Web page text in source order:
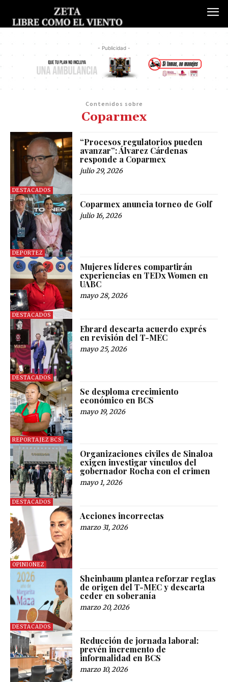
- Publicidad -
Contenidos sobre
Coparmex
DESTACADOS
“Procesos regulatorios pueden
avanzar”: Álvarez Cárdenas
responde a Coparmex
julio 29, 2026
DEPORTEZ
Coparmex anuncia torneo de Golf
julio 16, 2026
DESTACADOS
Mujeres líderes compartirán
experiencias en TEDx Women en
UABC
mayo 28, 2026
DESTACADOS
Ebrard descarta acuerdo exprés
en revisión del T-MEC
mayo 25, 2026
REPORTAJEZ BCS
Se desploma crecimiento
económico en BCS
mayo 19, 2026
DESTACADOS
Organizaciones civiles de Sinaloa
exigen investigar vínculos del
gobernador Rocha con el crimen
mayo 1, 2026
OPINIONEZ
Acciones incorrectas
marzo 31, 2026
DESTACADOS
Sheinbaum plantea reforzar reglas
de origen del T-MEC y descarta
ceder en soberanía
marzo 20, 2026
Reducción de jornada laboral:
prevén incremento de
informalidad en BCS
marzo 10, 2026